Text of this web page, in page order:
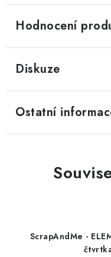
Hodnocení
Diskuze
Ostatní
ScrapAndMe -